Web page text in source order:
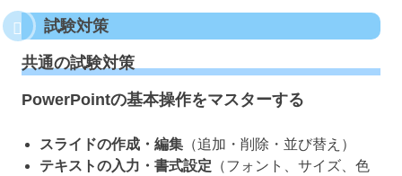
試験対策
共通の試験対策
PowerPointの基本操作をマスターする
スライドの作成・編集 （追加・削除・並び替え）
テキストの入力・書式設定 （フォント、サイズ、色